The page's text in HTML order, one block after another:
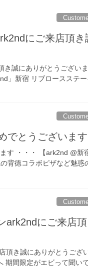
にご来店頂き
誠にありがとうございま
」新宿 リブロースステ
でとうございます
す ・・・ 【ark2nd @新
背徳コラボピザなど魅惑
にご来店頂
き誠にありがとうござ
期間限定がエビって聞い